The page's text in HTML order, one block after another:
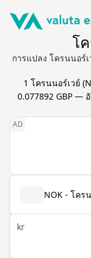
โ
การแปลง โครนนอร์
1 โครนนอร์เวย์ (
0.077892 GBP — อั
NOK - โคร
kr